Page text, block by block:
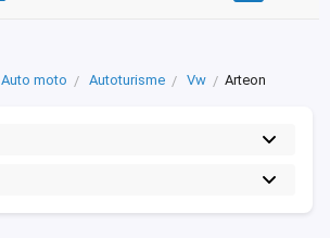
Auto moto Autoturisme Vw Arteon